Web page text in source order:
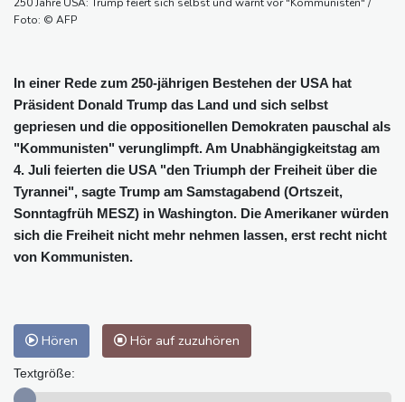
Foto: © AFP
In einer Rede zum 250-jährigen Bestehen der USA hat
Präsident Donald Trump das Land und sich selbst
gepriesen und die oppositionellen Demokraten pauschal als
"Kommunisten" verunglimpft. Am Unabhängigkeitstag am
4. Juli feierten die USA "den Triumph der Freiheit über die
Tyrannei", sagte Trump am Samstagabend (Ortszeit,
Sonntagfrüh MESZ) in Washington. Die Amerikaner würden
sich die Freiheit nicht mehr nehmen lassen, erst recht nicht
von Kommunisten.
Hören Hör auf zuzuhören
Textgröße: